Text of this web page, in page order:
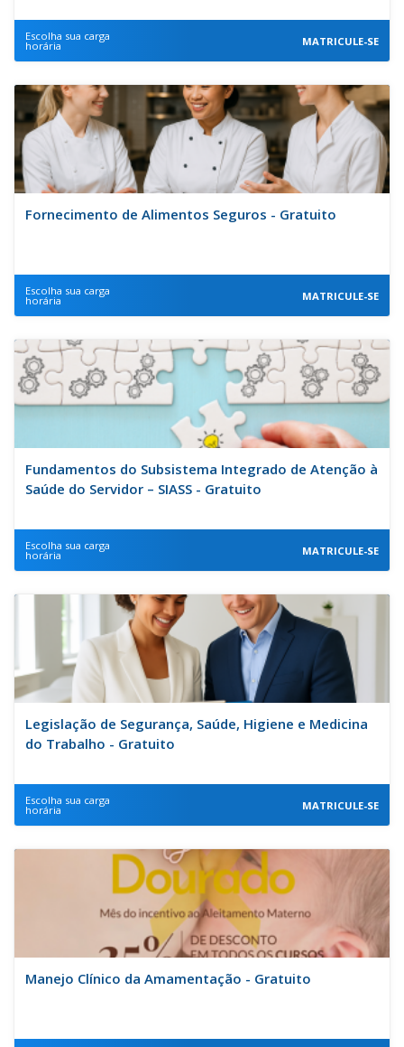
Escolha sua carga
horária MATRICULE-SE
Fornecimento de Alimentos Seguros - Gratuito
Escolha sua carga
horária MATRICULE-SE
Fundamentos do Subsistema Integrado de Atenção à
Saúde do Servidor – SIASS - Gratuito
Escolha sua carga
horária MATRICULE-SE
Legislação de Segurança, Saúde, Higiene e Medicina
do Trabalho - Gratuito
Escolha sua carga
horária MATRICULE-SE
Manejo Clínico da Amamentação - Gratuito